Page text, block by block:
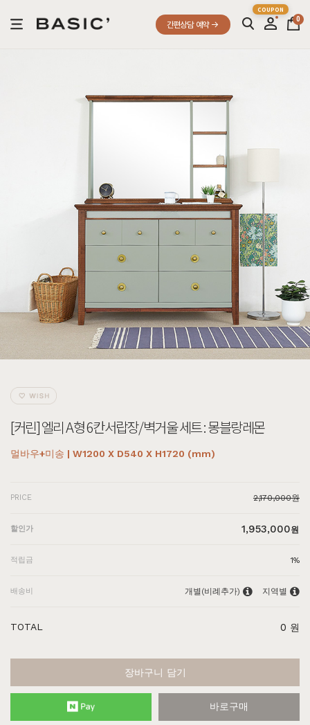
간편상담 예약
0
[커린] 엘리 A형 6칸서랍장/벽거울 세트 : 몽블랑레몬
멀바우+미송 | W1200 X D540 X H1720 (mm)
PRICE 2,170,000원
할인가 1,953,000원
적립금 1%
배송비 개별(비례추가) 지역별
TOTAL 0 원
장바구니 담기
바로구매